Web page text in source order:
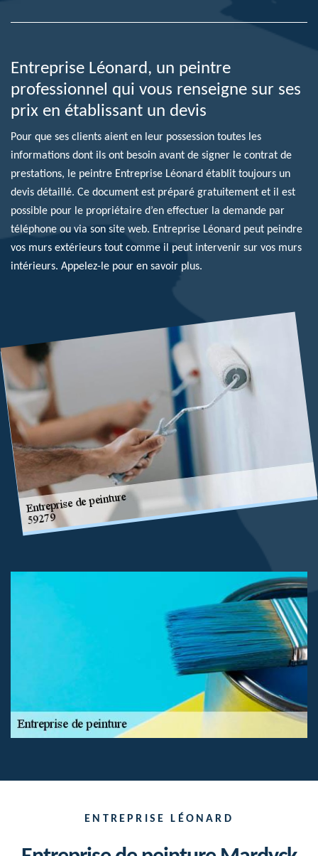
Entreprise Léonard, un peintre
professionnel qui vous renseigne sur ses
prix en établissant un devis
Pour que ses clients aient en leur possession toutes les
informations dont ils ont besoin avant de signer le contrat de
prestations, le peintre Entreprise Léonard établit toujours un
devis détaillé. Ce document est préparé gratuitement et il est
possible pour le propriétaire d’en effectuer la demande par
téléphone ou via son site web. Entreprise Léonard peut peindre
vos murs extérieurs tout comme il peut intervenir sur vos murs
intérieurs. Appelez-le pour en savoir plus.
ENTREPRISE LÉONARD